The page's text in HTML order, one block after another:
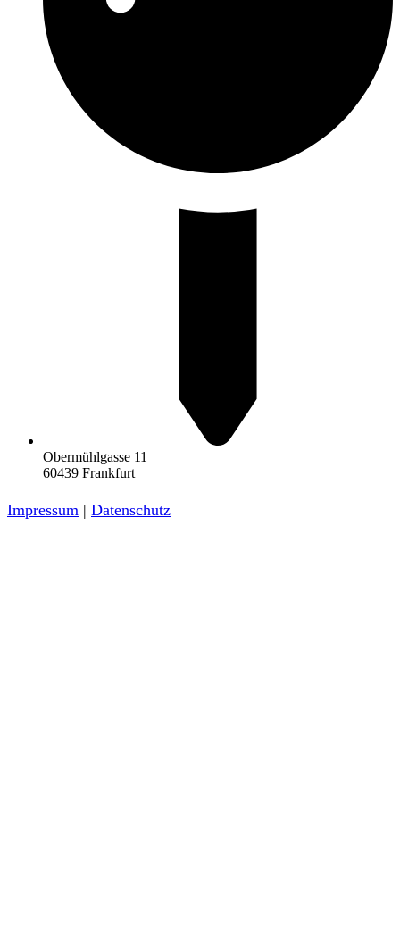
Obermühlgasse 11
60439 Frankfurt
Impressum | Datenschutz